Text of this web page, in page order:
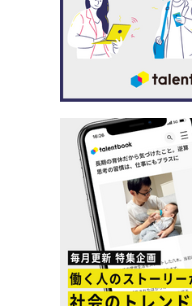
時代の流れに淘汰され
「SHINKA経営」